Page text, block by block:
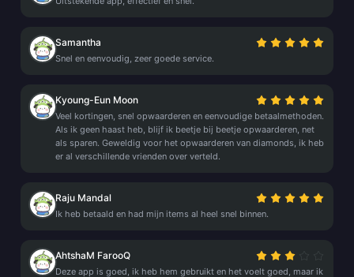
Samantha
Snel en eenvoudig, zeer goede service.
Kyoung-Eun Moon
Veel kortingen, snel opwaarderen en eenvoudige betaalmethoden.
Als ik geen haast heb, blijf ik beetje bij beetje opwaarderen, net
als sparen. Geweldig voor het opwaarderen van diamonds, ik heb
er al verschillende vrienden over verteld.
Raju Mandal
Ik heb betaald en had mijn items al heel snel binnen.
AhtshaM FarooQ
Deze app is goed, ik heb hem gebruikt en het voelt goed, maar ik